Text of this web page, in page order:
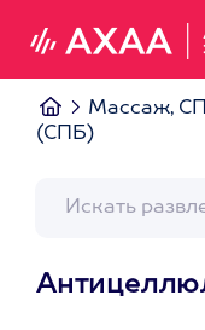
Массаж,
(СПБ)